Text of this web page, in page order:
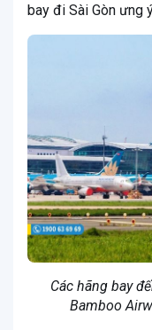
bay đi Sài Gòn ưng
Các hãng bay
Bamboo